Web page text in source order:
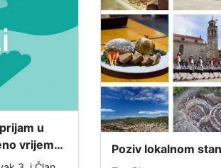
u
vrijeme
nisi
Poziv lokalnom